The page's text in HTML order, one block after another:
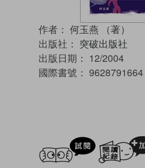
作者： 何玉燕 （著）
出版社： 突破出版社
出版日期： 12/2004
國際書號： 9628791664
試閲